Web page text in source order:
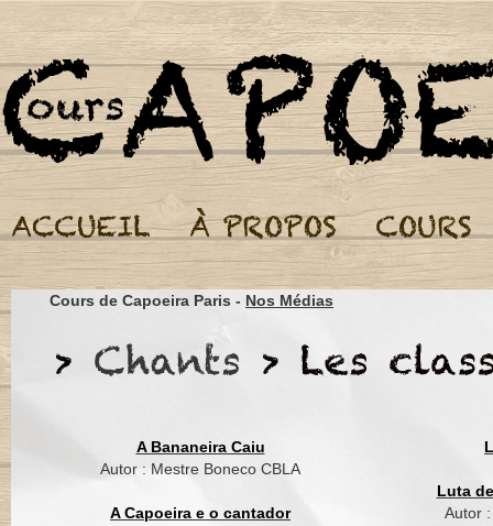
Cours de Capoeira Paris - Nos Médias
A Bananeira Caiu
Autor : Mestre Boneco CBLA
A Capoeira e o cantador
Luta
Autor
Cours de Capoeira
Oh Dende, dende
Oh Dende, dende
Oh Dende, dende
Oh Dende, dende
Procurar o peixe bom
Dende de mare